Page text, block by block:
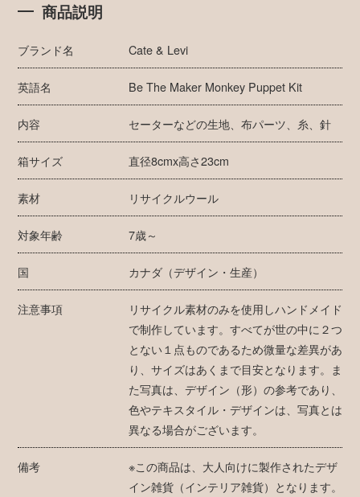
商品説明
ブランド名 Cate & Levi
英語名 Be The Maker Monkey Puppet Kit
内容 セーターなどの生地、布パーツ、糸、針
箱サイズ 直径8cmx高さ23cm
素材 リサイクルウール
対象年齢 7歳～
国 カナダ（デザイン・生産）
注意事項
リサイクル素材のみを使用しハンドメイド
で制作しています。すべてが世の中に２つ
とない１点ものであるため微量な差異があ
り、サイズはあくまで目安となります。ま
た写真は、デザイン（形）の参考であり、
色やテキスタイル・デザインは、写真とは
異なる場合がございます。
備考
※この商品は、大人向けに製作されたデザ
イン雑貨（インテリア雑貨）となります。